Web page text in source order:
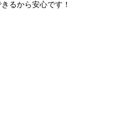
るから安心です！